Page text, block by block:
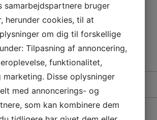
med støtte fra A.P. Møllerfonden
samarbejdspartnere bruger
herunder cookies, til at
om dig til forskellige
Tilpasning af annoncering,
funktionalitet,
Disse oplysninger
med annoncerings- og
som kan kombinere dem